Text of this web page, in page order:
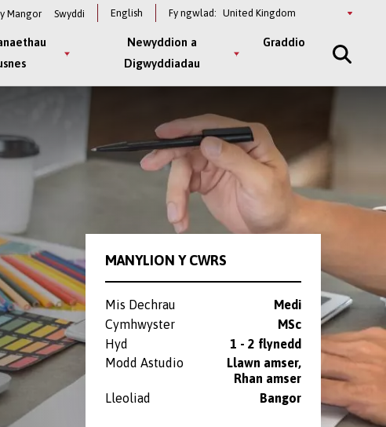
Mangor Swyddi English Fy ngwlad: Select
Newyddion a
Digwyddiadau
Graddio
MANYLION Y CWRS
Mis Dechrau
Medi
Cymhwyster
MSc
Hyd
1 - 2 flynedd
Modd Astudio
Llawn amser,
Rhan amser
Lleoliad
Bangor